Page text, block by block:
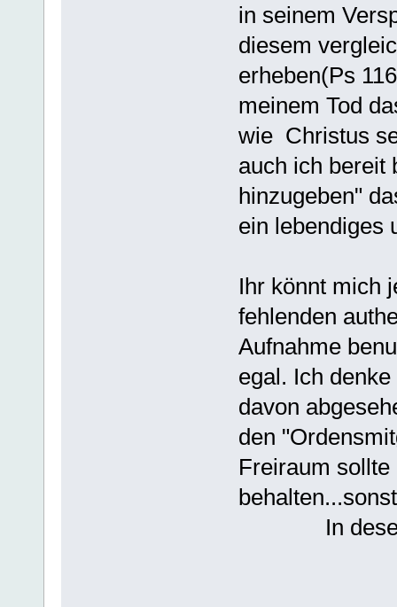
in seinem
diesem
erheben(Ps
meinem Tod
wie Christus
auch ich bereit
hinzugeben"
ein lebendiges
Ihr könnt mich
fehlenden
Aufnahme
egal. Ich
davon
den
Freiraum
In desem